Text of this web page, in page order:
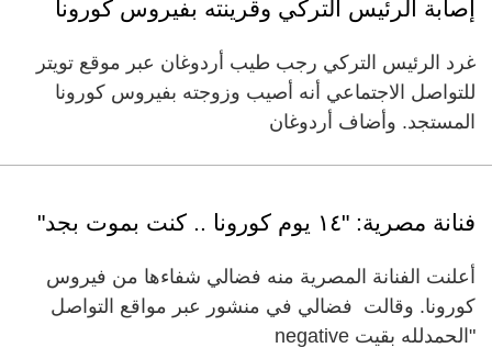
إصابة الرئيس التركي وقرينته بفيروس كورونا
غرد الرئيس التركي رجب طيب أردوغان عبر موقع تويتر
للتواصل الاجتماعي أنه أصيب وزوجته بفيروس كورونا
المستجد. وأضاف أردوغان
فنانة مصرية: "١٤ يوم كورونا .. كنت بموت بجد"
أعلنت الفنانة المصرية منه فضالي شفاءها من فيروس
كورونا. وقالت فضالي في منشور عبر مواقع التواصل
"الحمدلله بقيت negative